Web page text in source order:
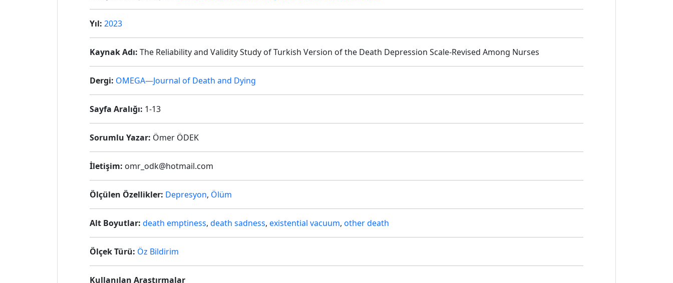
Yıl: 2023
Kaynak Adı: The Reliability and Validity Study of Turkish Version of the Death Depression Scale-Revised Among Nurses
Dergi: OMEGA—Journal of Death and Dying
Sayfa Aralığı: 1-13
Sorumlu Yazar: Ömer ÖDEK
İletişim: omr_odk@hotmail.com
Ölçülen Özellikler: Depresyon, Ölüm
Alt Boyutlar: death emptiness, death sadness, existential vacuum, other death
Ölçek Türü: Öz Bildirim
Kullanılan Araştırmalar